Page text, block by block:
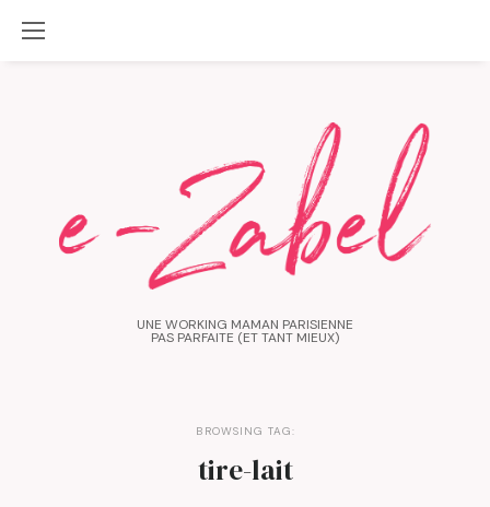
UNE WORKING MAMAN PARISIENNE
PAS PARFAITE (ET TANT MIEUX)
BROWSING TAG:
tire-lait